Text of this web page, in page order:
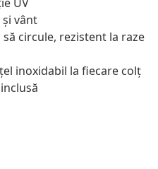
vânt
circule, rezistent la raze
inoxidabil la fiecare colț